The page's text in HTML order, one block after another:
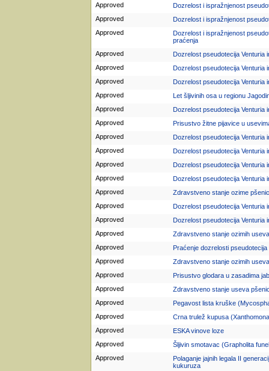
Approved
Dozrelost i ispražnjenost
Approved
Dozrelost i ispražnjenost
Approved
Dozrelost i ispražnjenost
praćenja
Approved
Dozrelost pseudotecija Venturia
Approved
Dozrelost pseudotecija Venturia
Approved
Dozrelost pseudotecija Venturia
Approved
Let šljivinih osa u regionu
Approved
Dozrelost pseudotecija Venturia
Approved
Prisustvo žitne pijavice u
Approved
Dozrelost pseudotecija Venturia
Approved
Dozrelost pseudotecija Venturia
Approved
Dozrelost pseudotecija Venturia
Approved
Dozrelost pseudotecija Venturia
Approved
Zdravstveno stanje ozime
Approved
Dozrelost pseudotecija Venturia
Approved
Dozrelost pseudotecija Venturia
Approved
Zdravstveno stanje ozimih
Approved
Praćenje dozrelosti pseudotecija
Approved
Zdravstveno stanje ozimih
Approved
Prisustvo glodara u zasadima
Approved
Zdravstveno stanje useva
Approved
Pegavost lista kruške
Approved
Crna trulež kupusa
Approved
ESKA vinove loze
Approved
Šljivin smotavac (Grapholita
Approved
Polaganje jajnih legala II
kukuruza